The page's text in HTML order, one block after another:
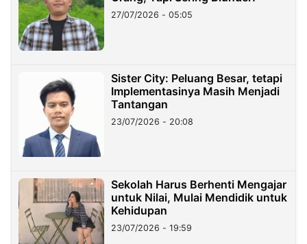
27/07/2026 - 05:05
Sister City: Peluang Besar, tetapi
Implementasinya Masih Menjadi
Tantangan
23/07/2026 - 20:08
Sekolah Harus Berhenti Mengajar
untuk Nilai, Mulai Mendidik untuk
Kehidupan
23/07/2026 - 19:59